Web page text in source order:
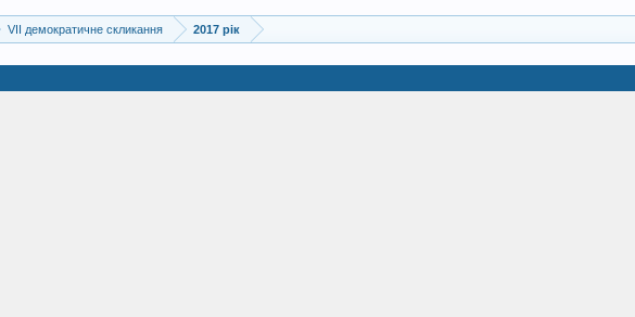
VII демократичне скликання 2017 рік